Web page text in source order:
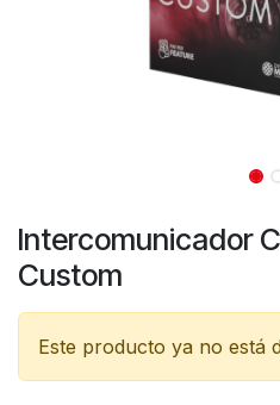
Intercomunicador
Custom
Este producto ya no está